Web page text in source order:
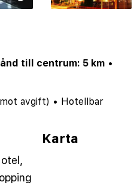
till centrum: 5 km •
avgift) • Hotellbar
Karta